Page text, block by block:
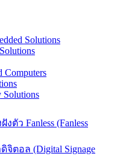
Solutions
Computers
Solutions
ว Fanless (Fanless
ตอล (Digital Signage